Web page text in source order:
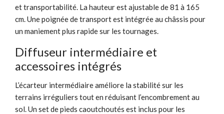
et transportabilité. La hauteur est ajustable de 81 à 165
cm. Une poignée de transport est intégrée au châssis pour
un maniement plus rapide sur les tournages.
Diffuseur intermédiaire et
accessoires intégrés
L’écarteur intermédiaire améliore la stabilité sur les
terrains irréguliers tout en réduisant l’encombrement au
sol. Un set de pieds caoutchoutés est inclus pour les